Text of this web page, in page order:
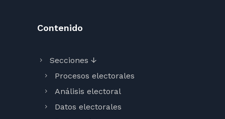
Contenido
Secciones ↓
Procesos electorales
Análisis electoral
Datos electorales